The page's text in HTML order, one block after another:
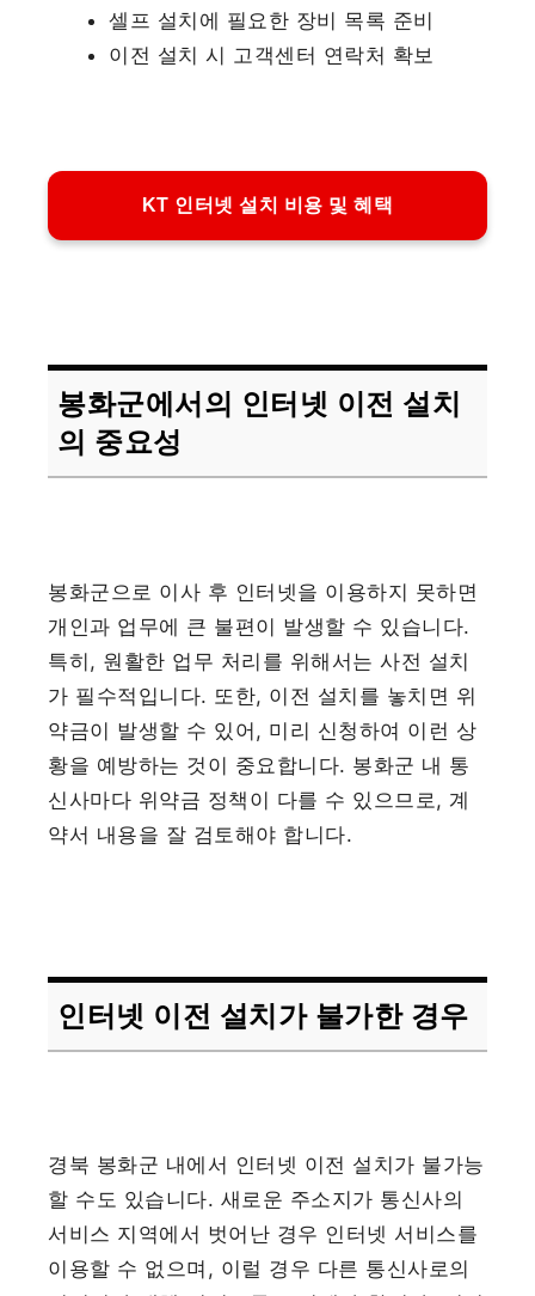
셀프 설치에 필요한 장비 목록 준비
이전 설치 시 고객센터 연락처 확보
KT 인터넷 설치 비용 및 혜택
봉화군에서의 인터넷 이전 설치
의 중요성
봉화군으로 이사 후 인터넷을 이용하지 못하면
개인과 업무에 큰 불편이 발생할 수 있습니다.
특히, 원활한 업무 처리를 위해서는 사전 설치
가 필수적입니다. 또한, 이전 설치를 놓치면 위
약금이 발생할 수 있어, 미리 신청하여 이런 상
황을 예방하는 것이 중요합니다. 봉화군 내 통
신사마다 위약금 정책이 다를 수 있으므로, 계
약서 내용을 잘 검토해야 합니다.
인터넷 이전 설치가 불가한 경우
경북 봉화군 내에서 인터넷 이전 설치가 불가능
할 수도 있습니다. 새로운 주소지가 통신사의
서비스 지역에서 벗어난 경우 인터넷 서비스를
이용할 수 없으며, 이럴 경우 다른 통신사로의